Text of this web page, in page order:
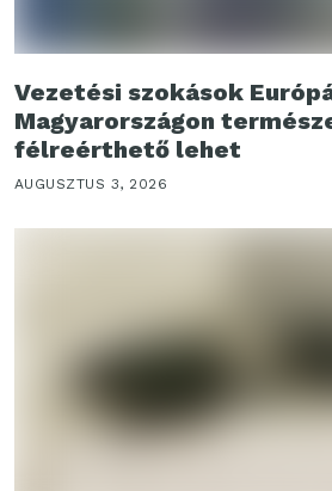
Vezetési szokások
Magyarországon
félreérthető lehet
AUGUSZTUS 3, 2026